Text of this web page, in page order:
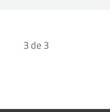
3de3